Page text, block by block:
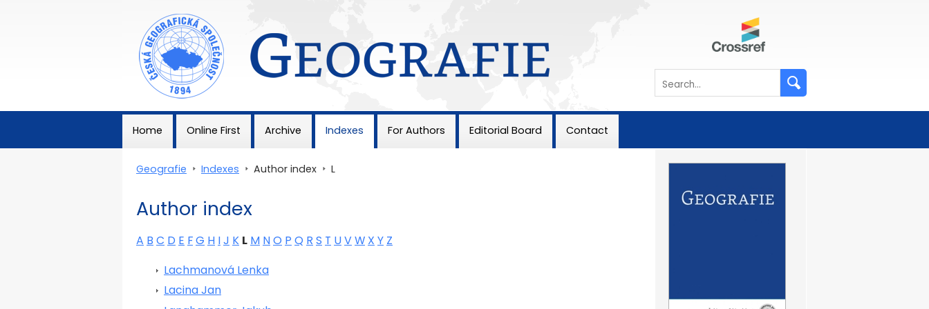
Home Online First Archive Indexes For Authors Editorial Board Contact
Geografie > Indexes > Author index > L
Author index
A B C D E FG H IJ K L M NO P Q R S T UVW X Y Z
Lachmanová Lenka
Lacina Jan